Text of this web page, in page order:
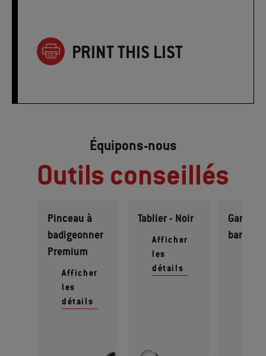
PRINT THIS LIST
Équipons-nous
Outils conseillés
Pinceau à
badigeonner
Premium
Afficher
les
détails
Tablier - Noir
Afficher
les
détails
Gant de